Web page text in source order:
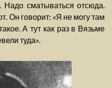
Надо сматываться отсюда.
Он говорит: «Я не могу там
А тут как раз в Вязьме
туда».